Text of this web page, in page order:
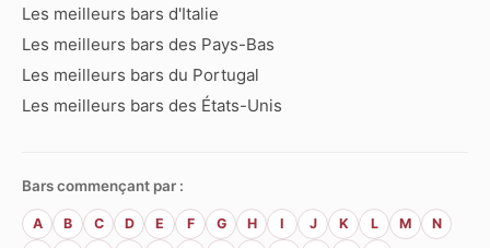
Les meilleurs bars d'Italie
Les meilleurs bars des Pays-Bas
Les meilleurs bars du Portugal
Les meilleurs bars des États-Unis
Bars commençant par :
A B C D E F G H I J K L M
N